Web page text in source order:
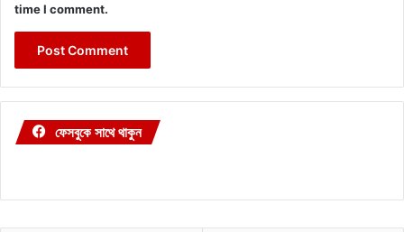
time I comment.
ফেসবুকে সাথে থাকুন